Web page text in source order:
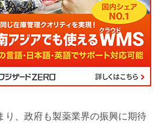
り、政府も製薬業界の振興に期待